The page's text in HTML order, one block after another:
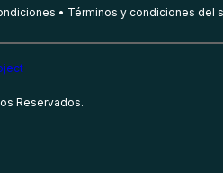
Términos y condiciones del
Reservados.